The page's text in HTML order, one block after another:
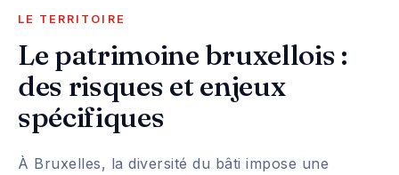
LE TERRITOIRE
Le patrimoine bruxellois :
des risques et enjeux
spécifiques
À Bruxelles, la diversité du bâti impose une